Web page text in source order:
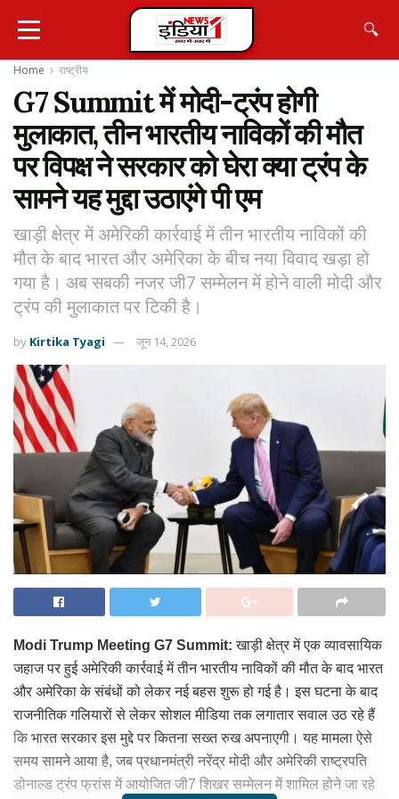
🔍
Home राष्ट्रीय
G7 Summit में मोदी-ट्रंप होगी
मुलाकात, तीन भारतीय नाविकों की मौत
पर विपक्ष ने सरकार को घेरा क्या ट्रंप के
सामने यह मुद्दा उठाएंगे पी एम
खाड़ी क्षेत्र में अमेरिकी कार्रवाई में तीन भारतीय नाविकों की
मौत के बाद भारत और अमेरिका के बीच नया विवाद खड़ा हो
गया है। अब सबकी नजर जी7 सम्मेलन में होने वाली मोदी और
ट्रंप की मुलाकात पर टिकी है।
by Kirtika Tyagi जून 14, 2026
Modi Trump Meeting G7 Summit: खाड़ी क्षेत्र में एक व्यावसायिक
जहाज पर हुई अमेरिकी कार्रवाई में तीन भारतीय नाविकों की मौत के बाद भारत
और अमेरिका के संबंधों को लेकर नई बहस शुरू हो गई है। इस घटना के बाद
राजनीतिक गलियारों से लेकर सोशल मीडिया तक लगातार सवाल उठ रहे हैं
कि भारत सरकार इस मुद्दे पर कितना सख्त रुख अपनाएगी। यह मामला ऐसे
समय सामने आया है, जब प्रधानमंत्री नरेंद्र मोदी और अमेरिकी राष्ट्रपति
डोनाल्ड ट्रंप फ्रांस में आयोजित जी7 शिखर सम्मेलन में शामिल होने जा रहे